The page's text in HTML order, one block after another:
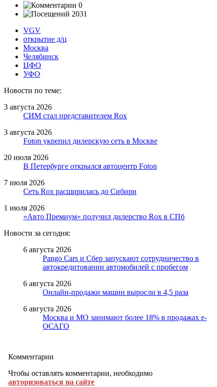
0
2031
VGV
открытие д/ц
Москва
Челябинск
ЦФО
УФО
Новости по теме:
3 августа 2026
СИМ стал представителем Rox
3 августа 2026
Foton укрепил дилерскую сеть в Москве
20 июля 2026
В Петербурге открылся автоцентр Foton
7 июля 2026
Сеть Rox расширилась до Сибири
1 июля 2026
«Авто Премиум» получил дилерство Rox в СПб
Новости за сегодня:
6 августа 2026
Pango Cars и Сбер запускают сотрудничество в
автокредитовании автомобилей с пробегом
6 августа 2026
Онлайн-продажи машин выросли в 4,5 раза
6 августа 2026
Москва и МО занимают более 18% в продажах е-
ОСАГО
Комментарии
Чтобы оставлять комментарии, необходимо
авторизоваться на сайте